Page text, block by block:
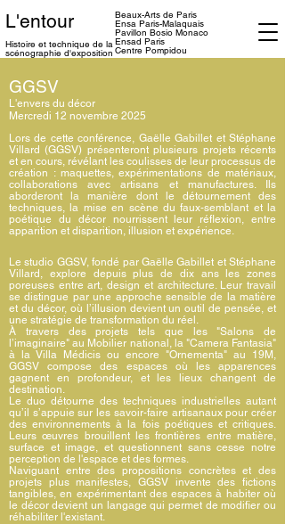
L'entour
Histoire et technique de la
scénographie d'exposition
Beaux-Arts de Paris
Ensa Paris-Malaquais
Pavillon Bosio Monaco
Ensad Paris
Centre Pompidou
GGSV
L'envers du décor
Mercredi 12 novembre 2025
Lors de cette conférence, Gaëlle Gabillet et Stéphane
Villard (GGSV) présenteront plusieurs projets récents
et en cours, révélant les coulisses de leur processus de
création : maquettes, expérimentations de matériaux,
collaborations avec artisans et manufactures. Ils
aborderont la manière dont le détournement des
techniques, la mise en scène du faux-semblant et la
poétique du décor nourrissent leur réflexion, entre
apparition et disparition, illusion et expérience.
Le studio GGSV, fondé par Gaëlle Gabillet et Stéphane
Villard, explore depuis plus de dix ans les zones
poreuses entre art, design et architecture. Leur travail
se distingue par une approche sensible de la matière
et du décor, où l’illusion devient un outil de pensée, et
une stratégie de transformation du réel.
À travers des projets tels que les "Salons de
l’imaginaire" au Mobilier national, la "Camera Fantasia"
à la Villa Médicis ou encore "Ornementa" au 19M,
GGSV compose des espaces où les apparences
gagnent en profondeur, et les lieux changent de
destination.
Le duo détourne des techniques industrielles autant
qu’il s’appuie sur les savoir-faire artisanaux pour créer
des environnements à la fois poétiques et critiques.
Leurs œuvres brouillent les frontières entre matière,
surface et image, et questionnent sans cesse notre
perception de l'espace et des formes.
Naviguant entre des propositions concrètes et des
projets plus manifestes, GGSV invente des fictions
tangibles, en expérimentant des espaces à habiter où
le décor devient un langage qui permet de modifier ou
réhabiliter l'existant.